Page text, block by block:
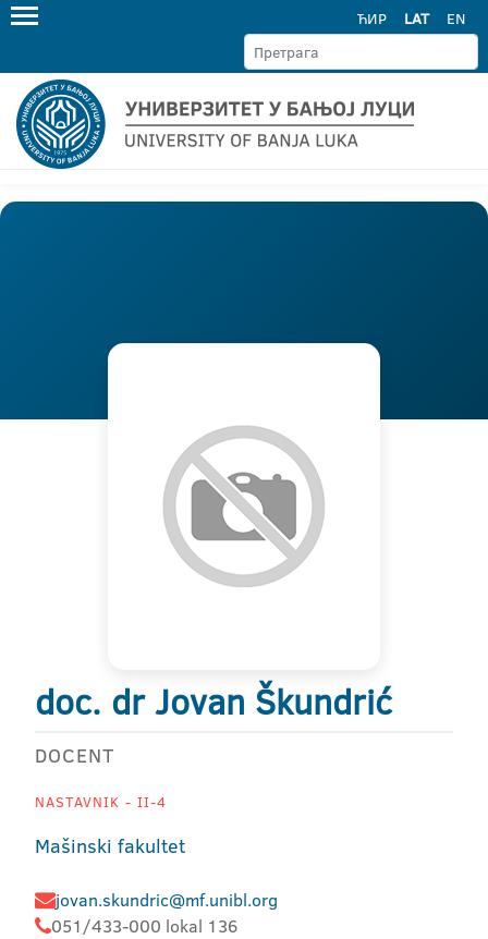
ЋИР LAT EN
doc. dr Jovan Škundrić
DOCENT
NASTAVNIK - II-4
Mašinski fakultet
jovan.skundric@mf.unibl.org
051/433-000 lokal 136